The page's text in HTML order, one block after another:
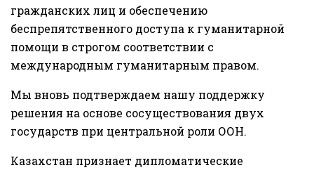
гражданских лиц и обеспечению
беспрепятственного доступа к гуманитарной
помощи в строгом соответствии с
международным гуманитарным правом.
Мы вновь подтверждаем нашу поддержку
решения на основе сосуществования двух
государств при центральной роли ООН.
Казахстан признает дипломатические